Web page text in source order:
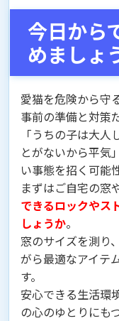
今日から
めましょ
愛猫を危険から守
事前の準備と対策
「うちの子は大
とがないから平気
い事態を招く可能
まずはご自宅の窓
できるロックやス
しょうか。
窓のサイズを測り
がら最適なアイテ
す。
安心できる生活環
の心のゆとりにも